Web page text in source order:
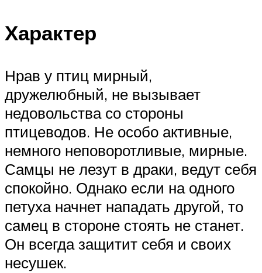
Характер
Нрав у птиц мирный,
дружелюбный, не вызывает
недовольства со стороны
птицеводов. Не особо активные,
немного неповоротливые, мирные.
Самцы не лезут в драки, ведут себя
спокойно. Однако если на одного
петуха начнет нападать другой, то
самец в стороне стоять не станет.
Он всегда защитит себя и своих
несушек.